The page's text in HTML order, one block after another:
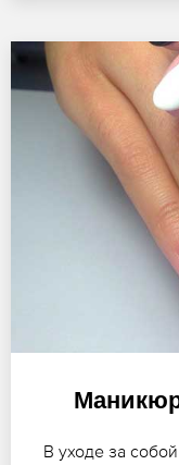
В уходе за